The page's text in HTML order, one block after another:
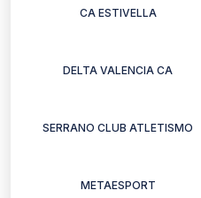
CA ESTIVELLA
DELTA VALENCIA CA
SERRANO CLUB ATLETISMO
METAESPORT